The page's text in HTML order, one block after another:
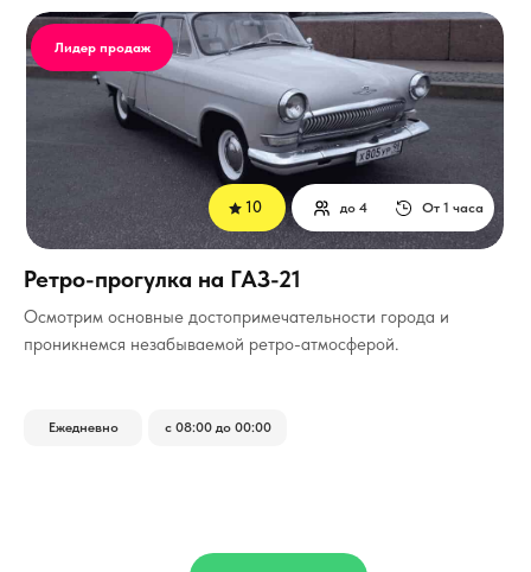
Осмотрим основные достопримечательности города и
проникнемся незабываемой ретро-атмосферой.
От 1 часа
до 4
Ежедневно с 08:00 до 00:00
Лидер продаж
Ретро-прогулка на ГАЗ-21
10